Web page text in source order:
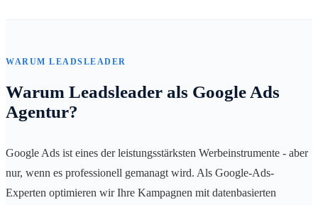
WARUM LEADSLEADER
Warum Leadsleader als Google Ads
Agentur?
Google Ads ist eines der leistungsstärksten Werbeinstrumente - aber
nur, wenn es professionell gemanagt wird. Als Google-Ads-
Experten optimieren wir Ihre Kampagnen mit datenbasierten